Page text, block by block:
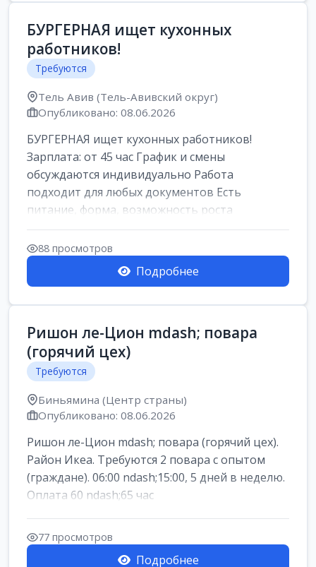
БУРГЕРНАЯ ищет кухонных
работников!
Требуются
Тель Авив (Тель-Авивский округ)
Опубликовано: 08.06.2026
БУРГЕРНАЯ ищет кухонных работников!
Зарплата: от 45 час График и смены
обсуждаются индивидуально Работа
подходит для любых документов Есть
питание, форма, возможность роста
Подробности по телефону 966...
88 просмотров
Подробнее
Ришон ле-Цион mdash; повара
(горячий цех)
Требуются
Биньямина (Центр страны)
Опубликовано: 08.06.2026
Ришон ле-Цион mdash; повара (горячий цех).
Район Икеа. Требуются 2 повара с опытом
(граждане). 06:00 ndash;15:00, 5 дней в неделю.
Оплата 60 ndash;65 час
77 просмотров
Подробнее